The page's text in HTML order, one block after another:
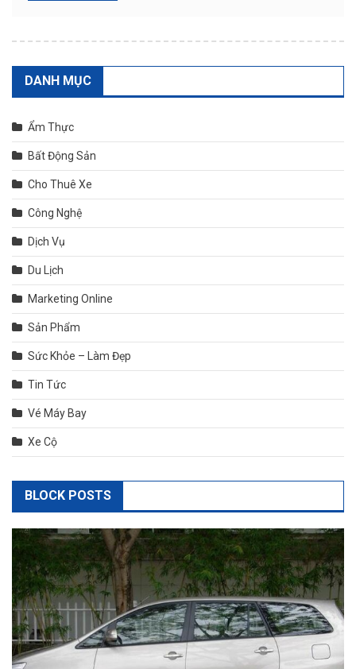
DANH MỤC
Ẩm Thực
Bất Động Sản
Cho Thuê Xe
Công Nghệ
Dịch Vụ
Du Lịch
Marketing Online
Sản Phẩm
Sức Khỏe – Làm Đẹp
Tin Tức
Vé Máy Bay
Xe Cộ
BLOCK POSTS